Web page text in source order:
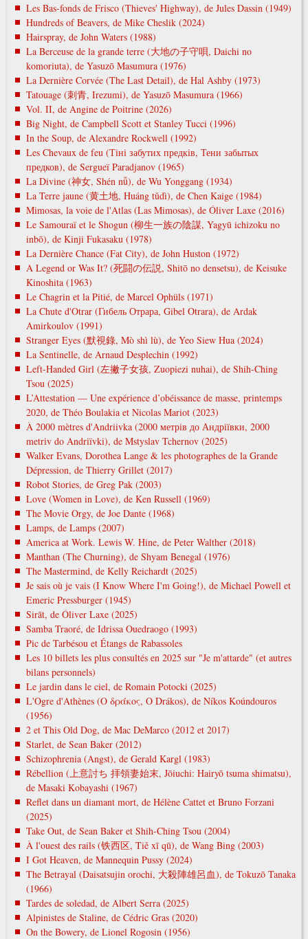
Les Bas-fonds de Frisco (Thieves' Highway), de Jules Dassin (1949)
Hundreds of Beavers, de Mike Cheslik (2024)
Hairspray, de John Waters (1988)
La Berceuse de la grande terre (大地の子守唄, Daichi no
komoriuta), de Yasuzō Masumura (1976)
La Dernière Corvée (The Last Detail), de Hal Ashby (1973)
Tatouage (刺青, Irezumi), de Yasuzō Masumura (1966)
Vol. II, de Angine de Poitrine (2026)
Big Night, de Campbell Scott et Stanley Tucci (1996)
In the Soup, de Alexandre Rockwell (1992)
Les Chevaux de feu (Тіні забутих предків, Тени забытых
предков), de Sergueï Paradjanov (1965)
La Divine (神女, Shén nǚ), de Wu Yonggang (1934)
La Terre jaune (黄土地, Huáng tǔdì), de Chen Kaige (1984)
Mimosas, la voie de l'Atlas (Las Mimosas), de Óliver Laxe (2016)
Le Samouraï et le Shogun (柳生一族の陰謀, Yagyū ichizoku no
inbō), de Kinji Fukasaku (1978)
La Dernière Chance (Fat City), de John Huston (1972)
A Legend or Was It? (死闘の伝説, Shitō no densetsu), de Keisuke
Kinoshita (1963)
Le Chagrin et la Pitié, de Marcel Ophüls (1971)
La Chute d'Otrar (Гибель Отрара, Gibel Otrara), de Ardak
Amirkoulov (1991)
Stranger Eyes (默視錄, Mò shì lù), de Yeo Siew Hua (2024)
La Sentinelle, de Arnaud Desplechin (1992)
Left-Handed Girl (左撇子女孩, Zuopiezi nuhai), de Shih-Ching
Tsou (2025)
L’Attestation — Une expérience d’obéissance de masse, printemps
2020, de Théo Boulakia et Nicolas Mariot (2023)
À 2000 mètres d'Andriivka (2000 метрів до Андріївки, 2000
metrіv do Andrіїvki), de Mstyslav Tchernov (2025)
Walker Evans, Dorothea Lange & les photographes de la Grande
Dépression, de Thierry Grillet (2017)
Robot Stories, de Greg Pak (2003)
Love (Women in Love), de Ken Russell (1969)
The Movie Orgy, de Joe Dante (1968)
Lamps, de Lamps (2007)
America at Work. Lewis W. Hine, de Peter Walther (2018)
Manthan (The Churning), de Shyam Benegal (1976)
The Mastermind, de Kelly Reichardt (2025)
Je sais où je vais (I Know Where I'm Going!), de Michael Powell et
Emeric Pressburger (1945)
Sirāt, de Óliver Laxe (2025)
Samba Traoré, de Idrissa Ouedraogo (1993)
Pic de Tarbésou et Étangs de Rabassoles
Les 10 billets les plus consultés en 2025 sur "Je m'attarde" (et autres
bilans personnels)
Le jardin dans le ciel, de Romain Potocki (2025)
L'Ogre d'Athènes (Ο δράκος, O Drákos), de Níkos Koúndouros
(1956)
2 et This Old Dog, de Mac DeMarco (2012 et 2017)
Starlet, de Sean Baker (2012)
Schizophrenia (Angst), de Gerald Kargl (1983)
Rébellion (上意討ち 拝領妻始末, Jōiuchi: Hairyō tsuma shimatsu),
de Masaki Kobayashi (1967)
Reflet dans un diamant mort, de Hélène Cattet et Bruno Forzani
(2025)
Take Out, de Sean Baker et Shih-Ching Tsou (2004)
À l'ouest des rails (铁西区, Tiě xī qū), de Wang Bing (2003)
I Got Heaven, de Mannequin Pussy (2024)
The Betrayal (Daisatsujin orochi, 大殺陣雄呂血), de Tokuzō Tanaka
(1966)
Tardes de soledad, de Albert Serra (2025)
Alpinistes de Staline, de Cédric Gras (2020)
On the Bowery, de Lionel Rogosin (1956)